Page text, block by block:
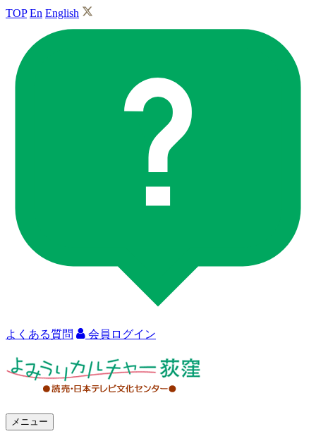
TOP En English
よくある質問 会員ログイン
メニュー